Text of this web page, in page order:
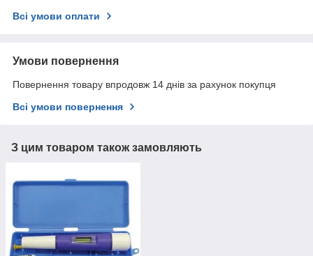
Всі умови оплати
Умови повернення
Повернення товару впродовж 14 днів за рахунок покупця
Всі умови повернення
З цим товаром також замовляють